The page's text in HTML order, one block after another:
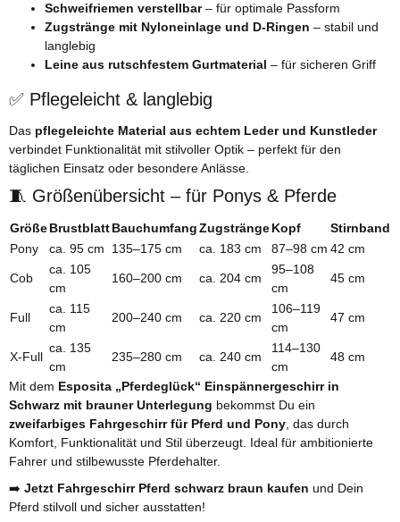
Schweifriemen verstellbar– für optimale Passform
Zugstränge mit Nyloneinlage und D-Ringen – stabil und
langlebig
Leine aus rutschfestem Gurtmaterial – für sicheren Griff
✅ Pflegeleicht & langlebig
Das pflegeleichte Material aus echtem Leder und Kunstleder
verbindet Funktionalität mit stilvoller Optik – perfekt für den
täglichen Einsatz oder besondere Anlässe.
🧵 Größenübersicht – für Ponys & Pferde
GrößeBrustblattBauchumfangZugsträngeKopf
Stirnband
Pony
ca. 95 cm 135–175 cm ca. 183 cm 87–98 cm 42 cm
Cob
ca. 105
cm
160–200 cm ca. 204 cm
95–108
cm
45 cm
Full
ca. 115
cm
200–240 cm ca. 220 cm
106–119
cm
47 cm
X-Full
ca. 135
cm
235–280 cm ca. 240 cm
114–130
cm
48 cm
Mit dem Esposita „Pferdeglück“ Einspännergeschirr in
Schwarz mit brauner Unterlegung bekommst Du ein
zweifarbiges Fahrgeschirr für Pferd und Pony , das durch
Komfort, Funktionalität und Stil überzeugt. Ideal für ambitionierte
Fahrer und stilbewusste Pferdehalter.
➡️ Jetzt Fahrgeschirr Pferd schwarz braun kaufen und Dein
Pferd stilvoll und sicher ausstatten!